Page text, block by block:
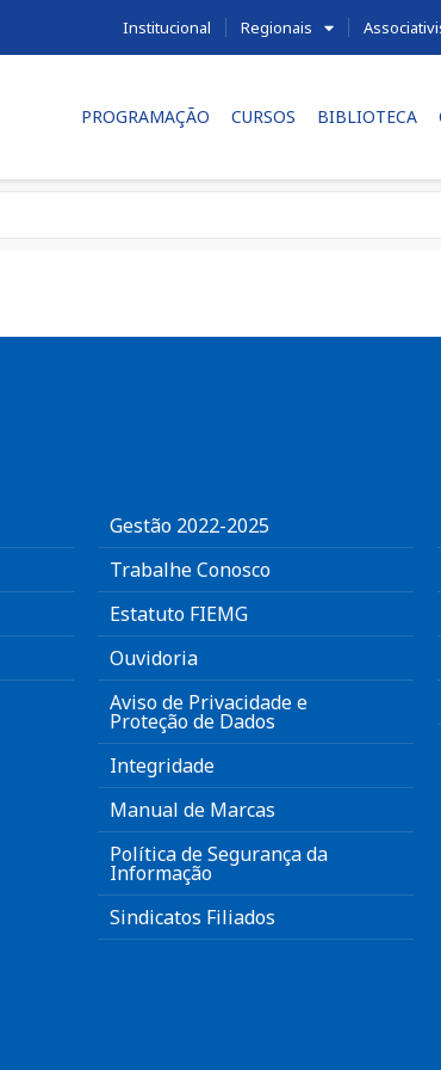
Institucional Regionais
PROGRAMAÇÃO CURSOS BIBLIOTECA
Gestão 2022-2025
Trabalhe Conosco
Estatuto FIEMG
Ouvidoria
Aviso de Privacidade e
Proteção de Dados
Integridade
Manual de Marcas
Política de Segurança da
Informação
Sindicatos Filiados